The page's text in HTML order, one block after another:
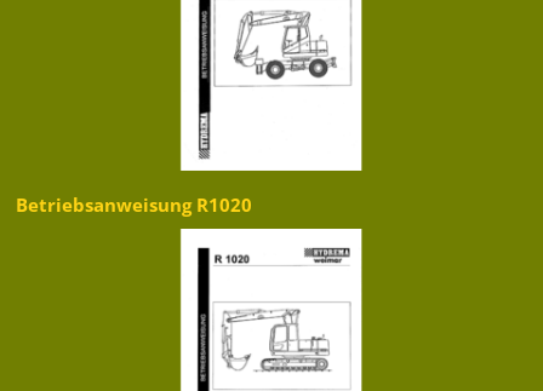
Betriebsanweisung R1020